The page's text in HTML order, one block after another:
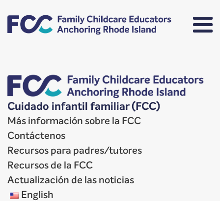
Cuidado infantil familiar (FCC)
Más información sobre la FCC
Contáctenos
Recursos para padres/tutores
Recursos de la FCC
Actualización de las noticias
English